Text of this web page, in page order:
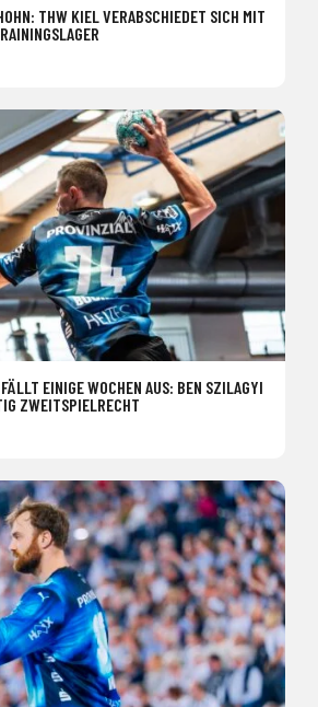
THW KIEL VERABSCHIEDET SICH MIT
EINIGE WOCHEN AUS: BEN SZILAGYI
ZWEITSPIELRECHT